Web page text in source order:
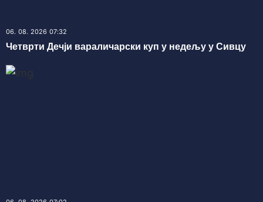
06. 08. 2026 07:32
Четврти Дечји вараличарски куп у недељу у Сивцу